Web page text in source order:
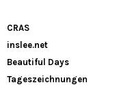
CRAS
inslee.net
Beautiful Days
Tageszeichnungen